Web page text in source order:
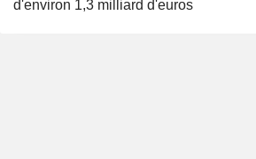
d'environ 1,3 milliard d'euros